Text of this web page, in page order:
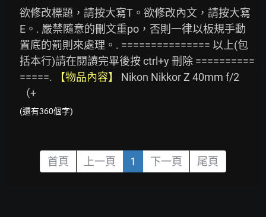
欲修改標題，請按大寫T。欲修改內文，請按大寫
E。. 嚴禁隨意的刪文重po，否則一律以板規手動
置底的罰則來處理。. =============== 以上(包
括本行)請在閱讀完畢後按 ctrl+y 刪除 ==========
=====.
【物品內容】
Nikon Nikkor Z 40mm f/2
（+
(還有360個字)
首頁 上一頁 1 下一頁 尾頁